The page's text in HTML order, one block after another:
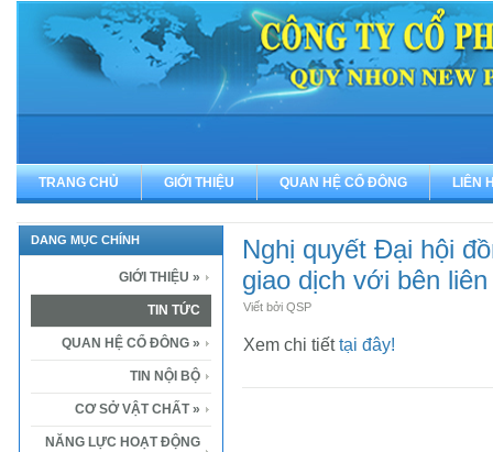
TRANG CHỦ GIỚI THIỆU QUAN HỆ CỔ ĐÔNG LIÊN
Nghị quyết Đại hội
giao dịch với bên
Viết bởi QSP
Xem chi tiếttại đây!
DANG MỤC CHÍNH
GIỚI THIỆU »
TIN TỨC
QUAN HỆ CỔ ĐÔNG »
TIN NỘI BỘ
CƠ SỞ VẬT CHẤT»
NĂNG LỰC HOẠT ĐỘNG